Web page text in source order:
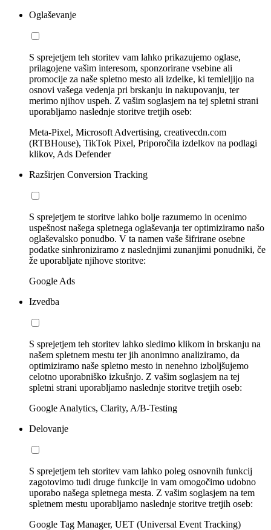
Oglaševanje
S sprejetjem teh storitev vam lahko prikazujemo oglase,
prilagojene vašim interesom, sponzorirane vsebine ali
promocije za naše spletno mesto ali izdelke, ki temleljijo na
osnovi vašega vedenja pri brskanju in nakupovanju, ter
merimo njihov uspeh. Z vašim soglasjem na tej spletni strani
uporabljamo naslednje storitve tretjih oseb:
Meta-Pixel, Microsoft Advertising, creativecdn.com
(RTBHouse), TikTok Pixel, Priporočila izdelkov na podlagi
klikov, Ads Defender
Razširjen Conversion Tracking
S sprejetjem te storitve lahko bolje razumemo in ocenimo
uspešnost našega spletnega oglaševanja ter optimiziramo našo
oglaševalsko ponudbo. V ta namen vaše šifrirane osebne
podatke sinhroniziramo z naslednjimi zunanjimi ponudniki, če
že uporabljate njihove storitve:
Google Ads
Izvedba
S sprejetjem teh storitev lahko sledimo klikom in brskanju na
našem spletnem mestu ter jih anonimno analiziramo, da
optimiziramo naše spletno mesto in nenehno izboljšujemo
celotno uporabniško izkušnjo. Z vašim soglasjem na tej
spletni strani uporabljamo naslednje storitve tretjih oseb:
Google Analytics, Clarity, A/B-Testing
Delovanje
S sprejetjem teh storitev vam lahko poleg osnovnih funkcij
zagotovimo tudi druge funkcije in vam omogočimo udobno
uporabo našega spletnega mesta. Z vašim soglasjem na tem
spletnem mestu uporabljamo naslednje storitve tretjih oseb:
Google Tag Manager, UET (Universal Event Tracking)